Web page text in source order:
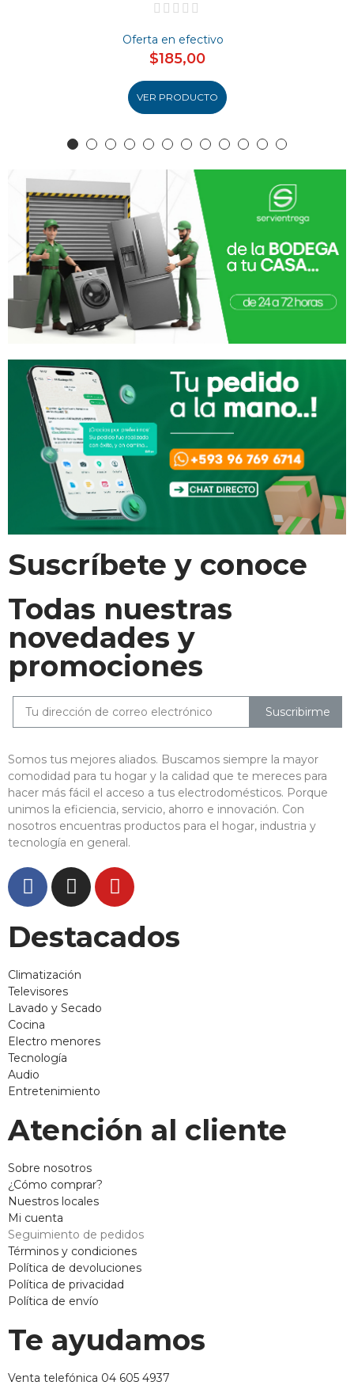
Oferta en efectivo
$185,00
VER PRODUCTO
Suscríbete y conoce
Todas nuestras
novedades y
promociones
Suscribirme
Somos tus mejores aliados. Buscamos siempre la mayor
comodidad para tu hogar y la calidad que te mereces para
hacer más fácil el acceso a tus electrodomésticos. Porque
unimos la eficiencia, servicio, ahorro e innovación. Con
nosotros encuentras productos para el hogar, industria y
tecnología en general.
Destacados
Climatización
Televisores
Lavado y Secado
Cocina
Electro menores
Tecnología
Audio
Entretenimiento
Atención al cliente
Sobre nosotros
¿Cómo comprar?
Nuestros locales
Mi cuenta
Seguimiento de pedidos
Términos y condiciones
Política de devoluciones
Política de privacidad
Política de envío
Te ayudamos
Venta telefónica 04 605 4937